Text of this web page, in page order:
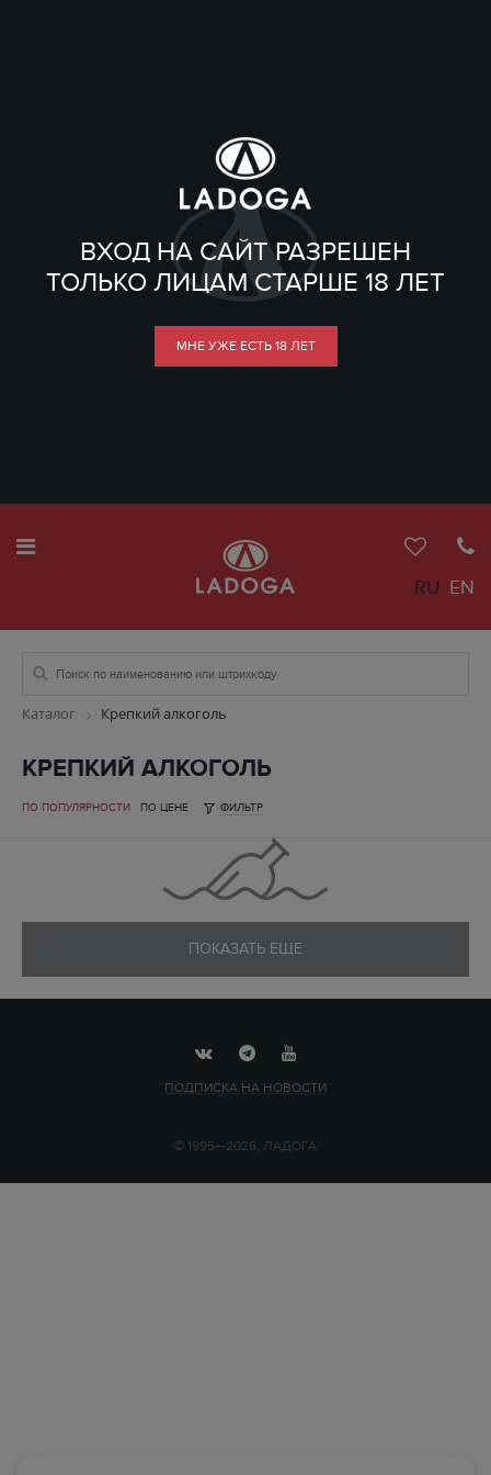
ВХОД НА САЙТ РАЗРЕШЕН
ТОЛЬКО ЛИЦАМ СТАРШЕ 18 ЛЕТ
МНЕ УЖЕ ЕСТЬ 18 ЛЕТ
RU EN
Каталог Крепкий алкоголь
КРЕПКИЙ АЛКОГОЛЬ
ПО ПОПУЛЯРНОСТИ ПО ЦЕНЕ ФИЛЬТР
ПОКАЗАТЬ ЕЩЕ
ПОДПИСКА НА НОВОСТИ
© 1995—2026, ЛАДОГА